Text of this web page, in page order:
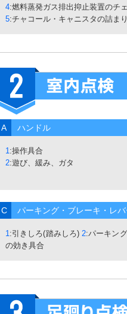
4:燃料蒸発ガス排出抑止装置のチ
5:チャコール・キャニスタの詰ま
A ハンドル
1:操作具合
2:遊び、緩み、ガタ
C パーキング・ブレーキ・レ
1:引きしろ(踏みしろ)2:パーキン
の効き具合